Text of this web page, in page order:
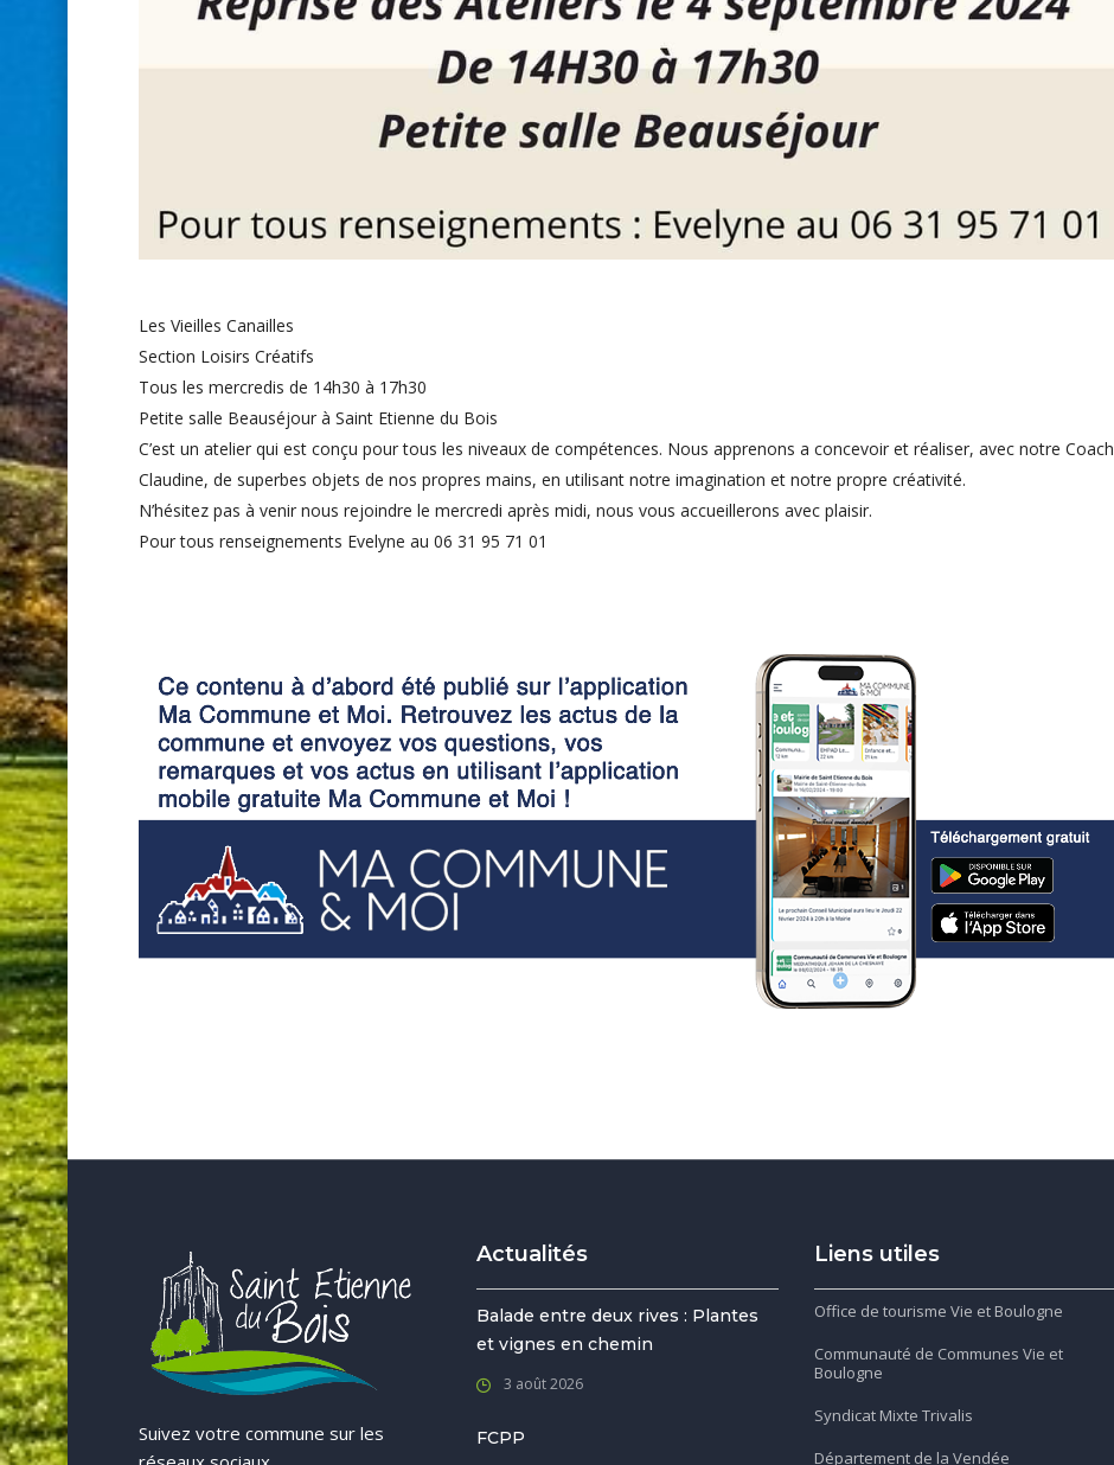
Les Vieilles Canailles
Section Loisirs Créatifs
Tous les mercredis de 14h30 à 17h30
Petite salle Beauséjour à Saint Etienne du Bois
C’est un atelier qui est conçu pour tous les niveaux de compétences. Nous apprenons a concevoir et réaliser, avec notre Coach
Claudine, de superbes objets de nos propres mains, en utilisant notre imagination et notre propre créativité.
N’hésitez pas à venir nous rejoindre le mercredi après midi, nous vous accueillerons avec plaisir.
Pour tous renseignements Evelyne au 06 31 95 71 01
Suivez votre commune sur les
Actualités
Balade entre deux rives : Plantes
et vignes en chemin
3 août 2026
FCPP
Liens utiles
Office de tourisme Vie et Boulogne
Communauté de Communes Vie et
Boulogne
Syndicat Mixte Trivalis
Département de la Vendée